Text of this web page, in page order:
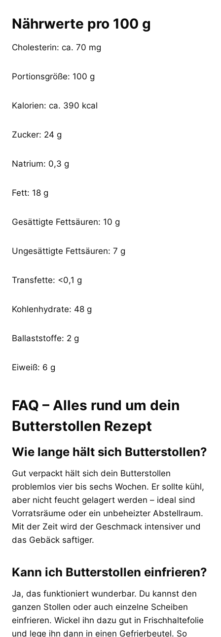
Nährwerte pro 100 g
Cholesterin: ca. 70 mg
Portionsgröße: 100 g
Kalorien: ca. 390 kcal
Zucker: 24 g
Natrium: 0,3 g
Fett: 18 g
Gesättigte Fettsäuren: 10 g
Ungesättigte Fettsäuren: 7 g
Transfette: <0,1 g
Kohlenhydrate: 48 g
Ballaststoffe: 2 g
Eiweiß: 6 g
FAQ – Alles rund um dein
Butterstollen Rezept
Wie lange hält sich Butterstollen?
Gut verpackt hält sich dein Butterstollen
problemlos vier bis sechs Wochen. Er sollte kühl,
aber nicht feucht gelagert werden – ideal sind
Vorratsräume oder ein unbeheizter Abstellraum.
Mit der Zeit wird der Geschmack intensiver und
das Gebäck saftiger.
Kann ich Butterstollen einfrieren?
Ja, das funktioniert wunderbar. Du kannst den
ganzen Stollen oder auch einzelne Scheiben
einfrieren. Wickel ihn dazu gut in Frischhaltefolie
und lege ihn dann in einen Gefrierbeutel. So